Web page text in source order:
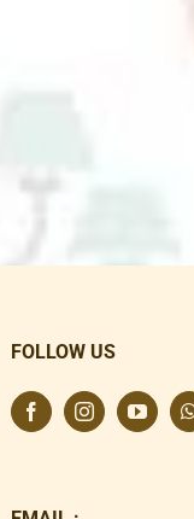
FOLLOW US